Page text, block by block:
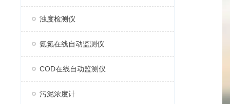
浊度检测仪
氨氮在线自动监测仪
COD在线自动监测仪
污泥浓度计